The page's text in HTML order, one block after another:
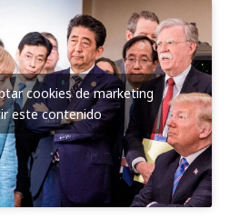
cookies de marketing
este contenido